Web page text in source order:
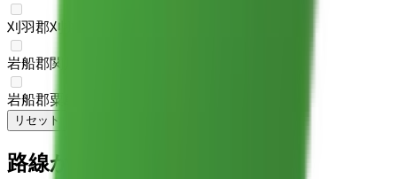
刈羽郡刈羽村
岩船郡関川村
岩船郡粟島浦村
リセット
路線からさがす